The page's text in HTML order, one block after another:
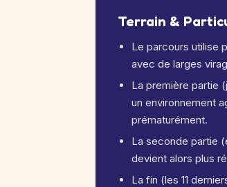
Terrain &
Le parcours utilise
avec de larges
La première partie
un environnement
prématurément.
La seconde partie
devient alors plus
La fin (les 11